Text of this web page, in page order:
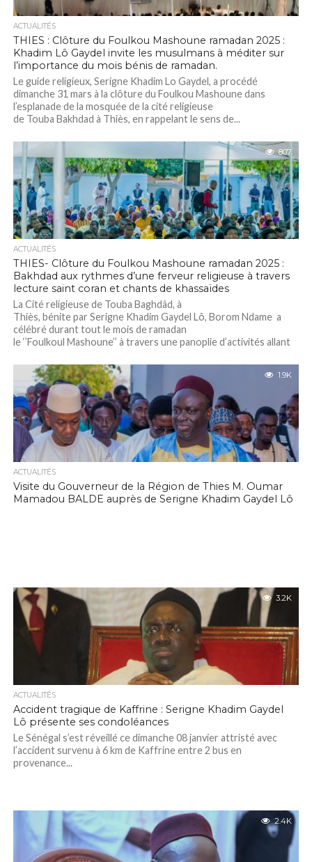
ACTUALITÉS
THIES : Clôture du Foulkou Mashoune ramadan 2025 :
Khadim Lô Gaydel invite les musulmans à méditer sur
l’importance du mois bénis de ramadan.
Le guide religieux, Serigne Khadim Lo Gaydel, a procédé
dimanche 31 mars à la clôture du Foulkou Mashoune dans
l’esplanade de la mosquée de la cité religieuse
de Touba Bakhdad à Thiès, en rappelant le sens de...
807
ACTUALITÉS
THIES- Clôture du Foulkou Mashoune ramadan 2025 :
Bakhdad aux rythmes d’une ferveur religieuse à travers
lecture saint coran et chants de khassaïdes
La Cité religieuse de Touba Baghdâd, à
Thiès, bénite par Serigne Khadim Gaydel Lô, Borom Ndame a
célébré durant tout le mois de ramadan
le ‘’Foulkoul Mashoune’’ à travers une panoplie d’activités allant
1.9K
ACTUALITÉS
Visite du Gouverneur de la Région de Thies M. Oumar
Mamadou BALDE auprès de Serigne Khadim Gaydel Lô
3.2K
ACTUALITÉS
Accident tragique de Kaffrine : Serigne Khadim Gaydel
Lô présente ses condoléances
Le Sénégal s’est réveillé ce dimanche 08 janvier attristé avec
l’accident survenu à 6 km de Kaffrine entre 2 bus en
provenance...
2.4K